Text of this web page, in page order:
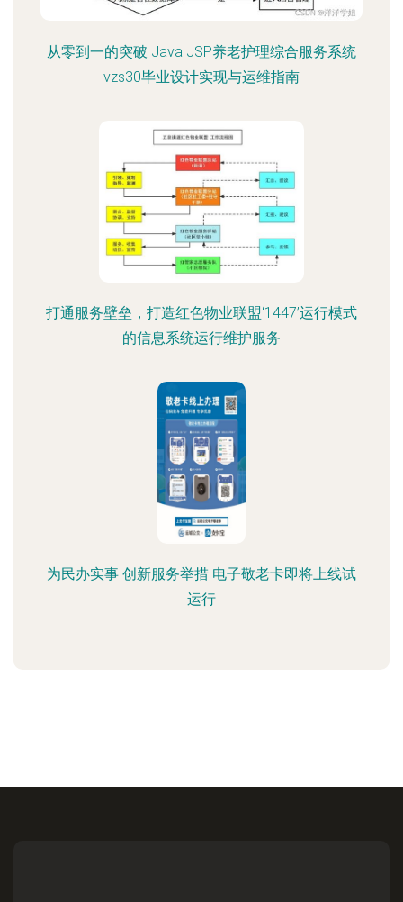
从零到一的突破 Java JSP养老护理综合服务系统
vzs30毕业设计实现与运维指南
打通服务壁垒，打造红色物业联盟‘1447’运行模式
的信息系统运行维护服务
为民办实事 创新服务举措 电子敬老卡即将上线试
运行